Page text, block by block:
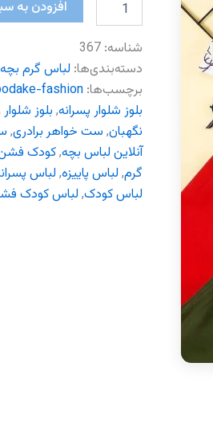
شلوار
کوچولو
کرواتی
افزودن به
شناسه: 367
دسته‌بندی‌ها: لباس گرم
برچسب‌ها:fashion
بلوز شلوار پسرانه, بلوز شلوار
نگهبان, ست خواهر برادری,
آنلاین لباس بچه,کودک
گرم, لباس پاییزه, لباس
لباس کودک,لباس کودک